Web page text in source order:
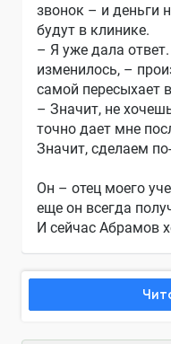
звонок – и деньги
будут в клинике.
– Я уже дала
изменилось, –
самой пересыхает
– Значит, не
точно дает мне
Значит, сделаем
Он – отец моего
еще он всегда
И сейчас Абрамов